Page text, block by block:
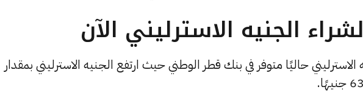
الجنيه الاسترليني الآن
حاليًا متوفر في بنك قطر الوطني حيث ارتفع الجنيه الاسترليني بمقدار